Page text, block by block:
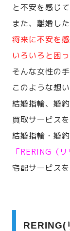
と不安を感じ
また、離婚し
将来に不安を
いろいろと困
そんな女性の
このような想
結婚指輪、婚
買取サービス
結婚指輪・婚
「RERING（
宅配サービス
RERING(